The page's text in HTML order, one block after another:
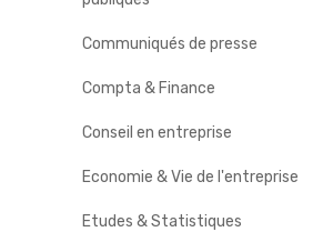
Communiqués de presse
Compta & Finance
Conseil en entreprise
Economie & Vie de l'entreprise
Etudes & Statistiques